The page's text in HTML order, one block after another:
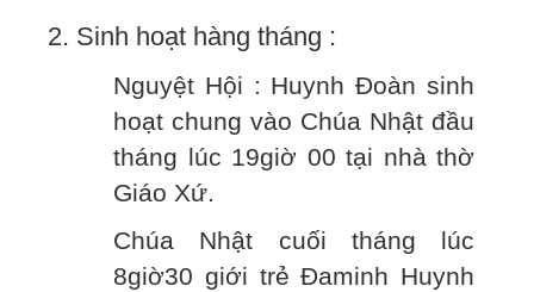
2. Sinh hoạt hàng tháng :
Nguyệt Hội : Huynh Đoàn sinh
hoạt chung vào Chúa Nhật đầu
tháng lúc 19giờ 00 tại nhà thờ
Giáo Xứ.
Chúa Nhật cuối tháng lúc
8giờ30 giới trẻ Đaminh Huynh